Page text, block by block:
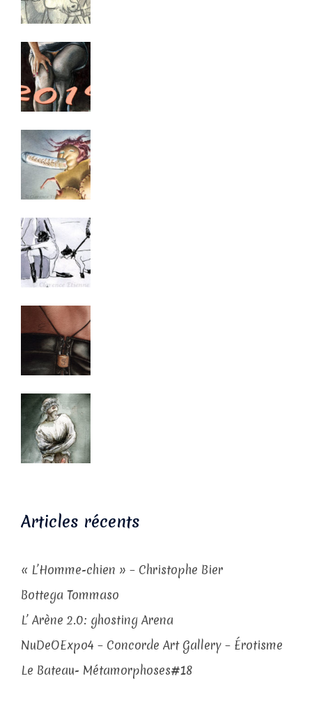
Articles récents
« L’Homme-chien » – Christophe Bier
Bottega Tommaso
L’ Arène 2.0: ghosting Arena
NuDeOExpo4 – Concorde Art Gallery – Érotisme
Le Bateau- Métamorphoses#18